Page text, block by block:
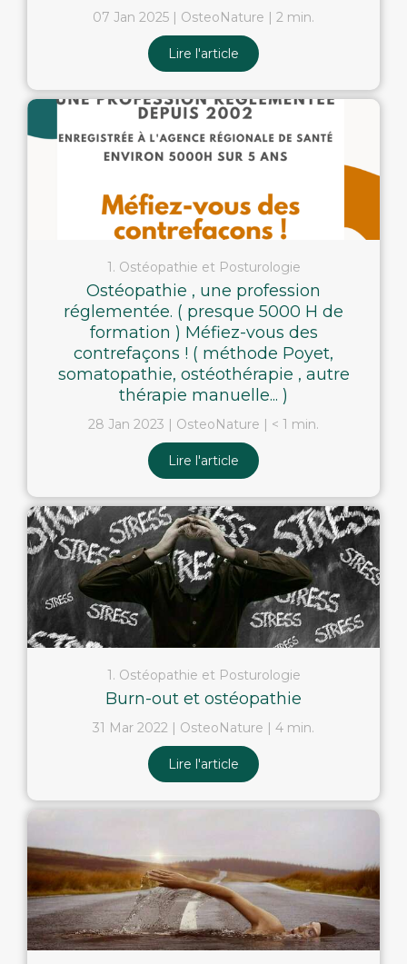
07 Jan 2025 OsteoNature 2 min.
Lire l'article
1. Ostéopathie et Posturologie
Ostéopathie , une profession
réglementée. ( presque 5000 H de
formation ) Méfiez-vous des
contrefaçons ! ( méthode Poyet,
somatopathie, ostéothérapie , autre
thérapie manuelle... )
28 Jan 2023 OsteoNature < 1 min.
Lire l'article
1. Ostéopathie et Posturologie
Burn-out et ostéopathie
31 Mar 2022 OsteoNature 4 min.
Lire l'article